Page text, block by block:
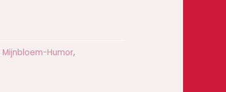
Mijnbloem-Humor,